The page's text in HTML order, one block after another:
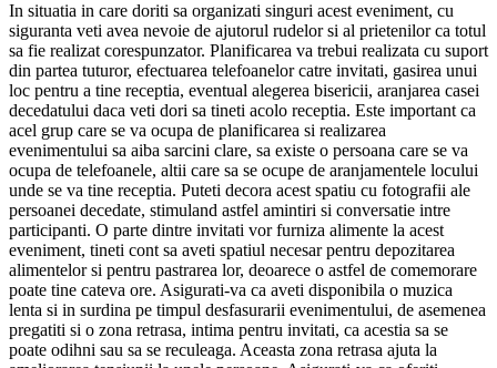
In situatia in care doriti sa organizati singuri acest eveniment, cu
siguranta veti avea nevoie de ajutorul rudelor si al prietenilor ca totul
sa fie realizat corespunzator. Planificarea va trebui realizata cu suport
din partea tuturor, efectuarea telefoanelor catre invitati, gasirea unui
loc pentru a tine receptia, eventual alegerea bisericii, aranjarea casei
decedatului daca veti dori sa tineti acolo receptia. Este important ca
acel grup care se va ocupa de planificarea si realizarea
evenimentului sa aiba sarcini clare, sa existe o persoana care se va
ocupa de telefoanele, altii care sa se ocupe de aranjamentele locului
unde se va tine receptia. Puteti decora acest spatiu cu fotografii ale
persoanei decedate, stimuland astfel amintiri si conversatie intre
participanti. O parte dintre invitati vor furniza alimente la acest
eveniment, tineti cont sa aveti spatiul necesar pentru depozitarea
alimentelor si pentru pastrarea lor, deoarece o astfel de comemorare
poate tine cateva ore. Asigurati-va ca aveti disponibila o muzica
lenta si in surdina pe timpul desfasurarii evenimentului, de asemenea
pregatiti si o zona retrasa, intima pentru invitati, ca acestia sa se
poate odihni sau sa se reculeaga. Aceasta zona retrasa ajuta la